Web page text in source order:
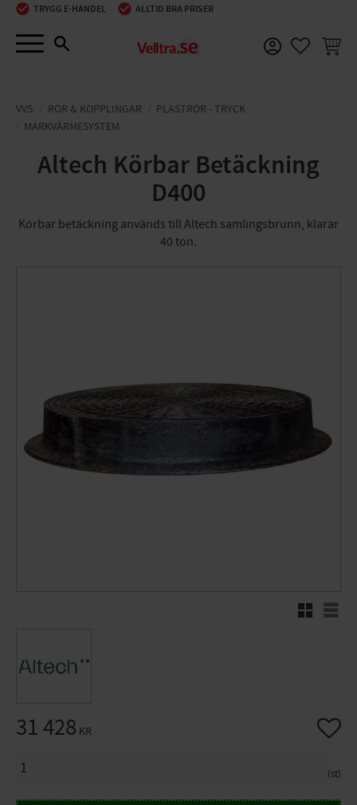
Meny
TRYGG E-HANDEL ALLTID BRA PRISER
VVS RÖR & KOPPLINGAR
PLASTRÖR - TRYCK
MARKVÄRMESYSTEM
Altech Körbar Betäckning
D400
Körbar betäckning används till Altech samlingsbrunn, klarar
40 ton.
Rutnätsvy
31 428 KR
st
Lägg